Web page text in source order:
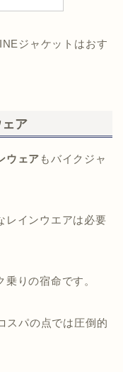
ジャケットはおす
ア
ウェア もバイクジャ
レインウエアは必要
りの宿命です。
スパの点では圧倒的